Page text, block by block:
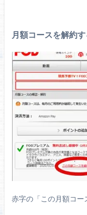
月額コースを解約
赤字の「この月額コー